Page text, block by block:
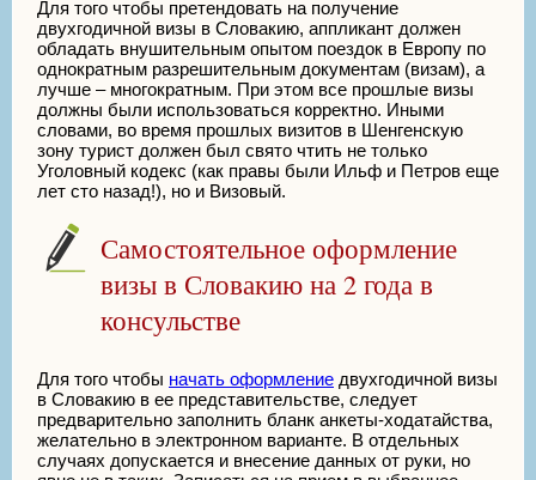
Для того чтобы претендовать на получение
двухгодичной визы в Словакию, аппликант должен
обладать внушительным опытом поездок в Европу по
однократным разрешительным документам (визам), а
лучше – многократным. При этом все прошлые визы
должны были использоваться корректно. Иными
словами, во время прошлых визитов в Шенгенскую
зону турист должен был свято чтить не только
Уголовный кодекс (как правы были Ильф и Петров еще
лет сто назад!), но и Визовый.
Самостоятельное оформление
визы в Словакию на 2 года в
консульстве
Для того чтобы начать оформление двухгодичной визы
в Словакию в ее представительстве, следует
предварительно заполнить бланк анкеты-ходатайства,
желательно в электронном варианте. В отдельных
случаях допускается и внесение данных от руки, но